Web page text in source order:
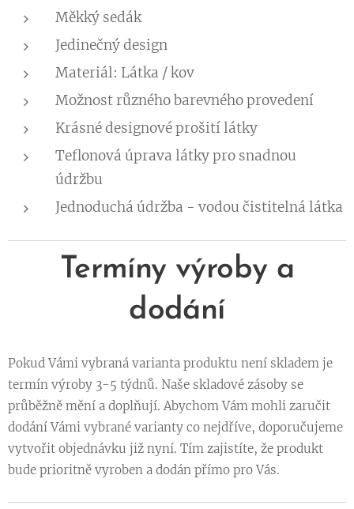
Měkký sedák
Jedinečný design
Materiál: Látka / kov
Možnost různého barevného provedení
Krásné designové prošití látky
Teflonová úprava látky pro snadnou
údržbu
Jednoduchá údržba - vodou čistitelná látka
Termíny výroby a
dodání
Pokud Vámi vybraná varianta produktu není skladem je
termín výroby 3-5 týdnů. Naše skladové zásoby se
průběžně mění a doplňují. Abychom Vám mohli zaručit
dodání Vámi vybrané varianty co nejdříve, doporučujeme
vytvořit objednávku již nyní. Tím zajistíte, že produkt
bude prioritně vyroben a dodán přímo pro Vás.